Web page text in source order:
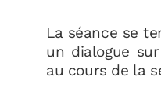
La séance se
un dialogue
au cours de la